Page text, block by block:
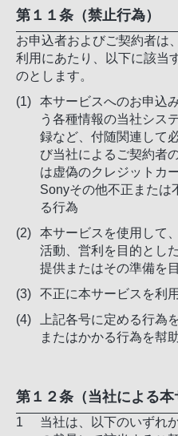
第１１条（禁止行為）
お申込者およびご契約者は
利用にあたり、以下に該当
のとします。
本サービスへのお申込
う各種情報の当社シス
録など、付随関連して
び当社によるご契約者
は虚偽のクレジットカ
Sonyその他不正または
る行為
本サービスを使用して
活動、営利を目的とし
提供またはその準備を
不正に本サービスを利
上記各号に定める行為
またはかかる行為を幇
第１２条（当社による本
当社は、以下のいずれ